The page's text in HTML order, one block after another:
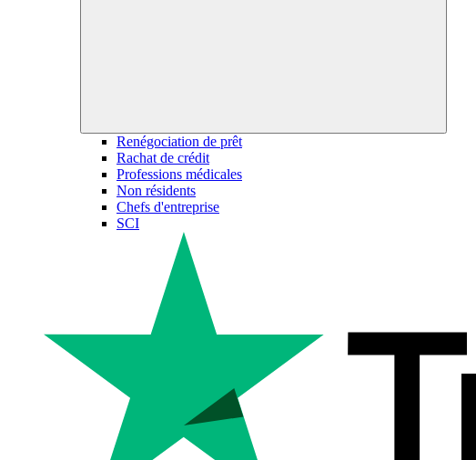
Renégociation de prêt
Rachat de crédit
Professions médicales
Non résidents
Chefs d'entreprise
SCI